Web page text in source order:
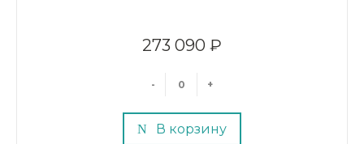
273 090 ₽
- +
В корзину